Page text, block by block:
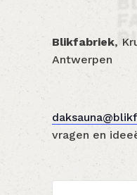
Blikfabriek,
Antwerpen
vragen en